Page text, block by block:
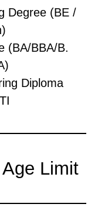
Degree (BE /
(BA/BBA/B.
Diploma
Limit